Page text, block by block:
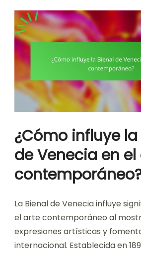
¿Cómo influye la
de Venecia en
La Bienal de Venecia influye
el arte contemporáneo al
expresiones artísticas y
internacional. Establecida en